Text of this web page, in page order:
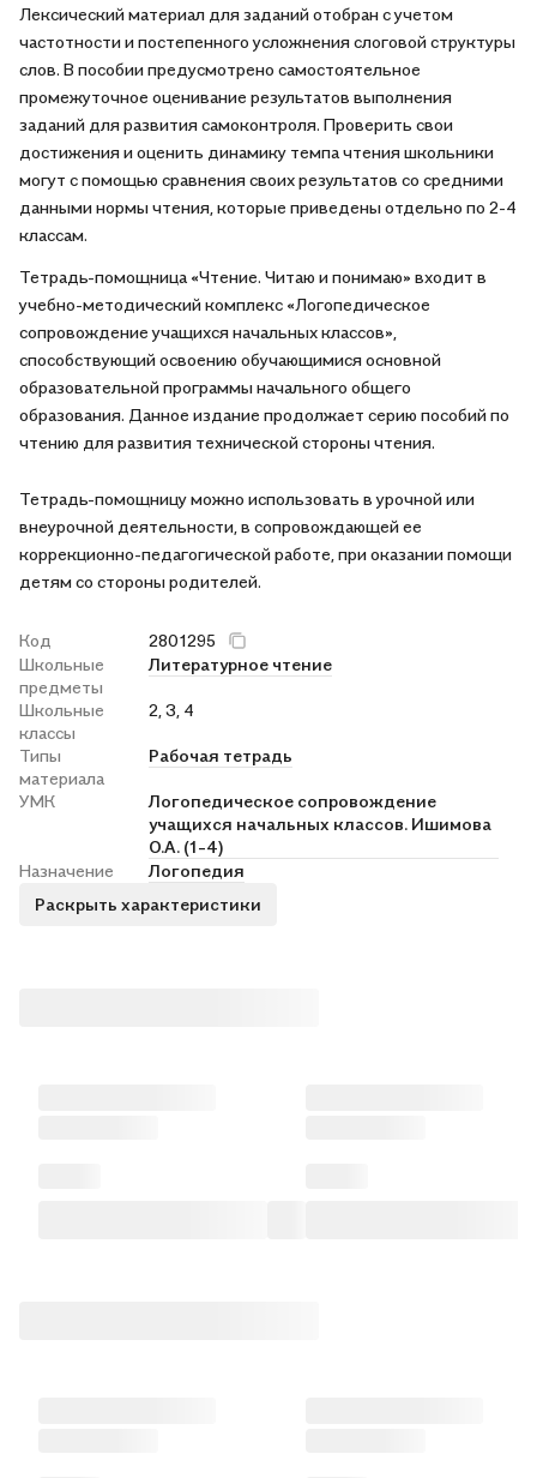
Лексический материал для заданий отобран с учетом
частотности и постепенного усложнения слоговой структуры
слов. В пособии предусмотрено самостоятельное
промежуточное оценивание результатов выполнения
заданий для развития самоконтроля. Проверить свои
достижения и оценить динамику темпа чтения школьники
могут с помощью сравнения своих результатов со средними
данными нормы чтения, которые приведены отдельно по 2-4
классам.
Тетрадь-помощница «Чтение. Читаю и понимаю» входит в
учебно-методический комплекс «Логопедическое
сопровождение учащихся начальных классов»,
способствующий освоению обучающимися основной
образовательной программы начального общего
образования. Данное издание продолжает серию пособий по
чтению для развития технической стороны чтения.
Тетрадь-помощницу можно использовать в урочной или
внеурочной деятельности, в сопровождающей ее
коррекционно-педагогической работе, при оказании помощи
детям со стороны родителей.
Код
2801295
Школьные
предметы
Литературное чтение
Школьные
классы
2, 3, 4
Типы
материала
Рабочая тетрадь
УМК
Логопедическое сопровождение
учащихся начальных классов. Ишимова
О.А. (1-4)
Назначение
Логопедия
Раскрыть характеристики